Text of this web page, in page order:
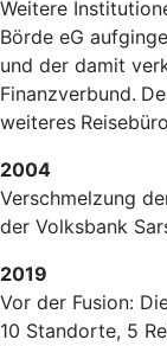
Weitere
Börde eG
und der damit
Finanzverbund.
weiteres
2004
Verschmelzung
der Volksbank
2019
Vor der Fusion:
10 Standorte, 5